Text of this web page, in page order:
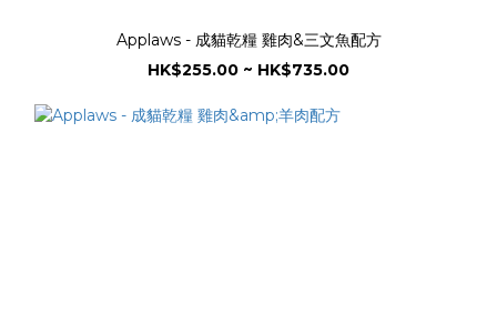
Applaws - 成貓乾糧 雞肉&三文魚配方
HK$255.00 ~ HK$735.00